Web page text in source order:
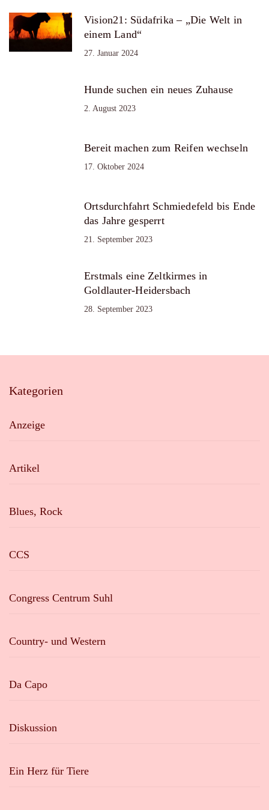
Vision21: Südafrika – „Die Welt in
einem Land“
27. Januar 2024
Hunde suchen ein neues Zuhause
2. August 2023
Bereit machen zum Reifen wechseln
17. Oktober 2024
Ortsdurchfahrt Schmiedefeld bis Ende
das Jahre gesperrt
21. September 2023
Erstmals eine Zeltkirmes in
Goldlauter-Heidersbach
28. September 2023
Kategorien
Anzeige
Artikel
Blues, Rock
CCS
Congress Centrum Suhl
Country- und Western
Da Capo
Diskussion
Ein Herz für Tiere